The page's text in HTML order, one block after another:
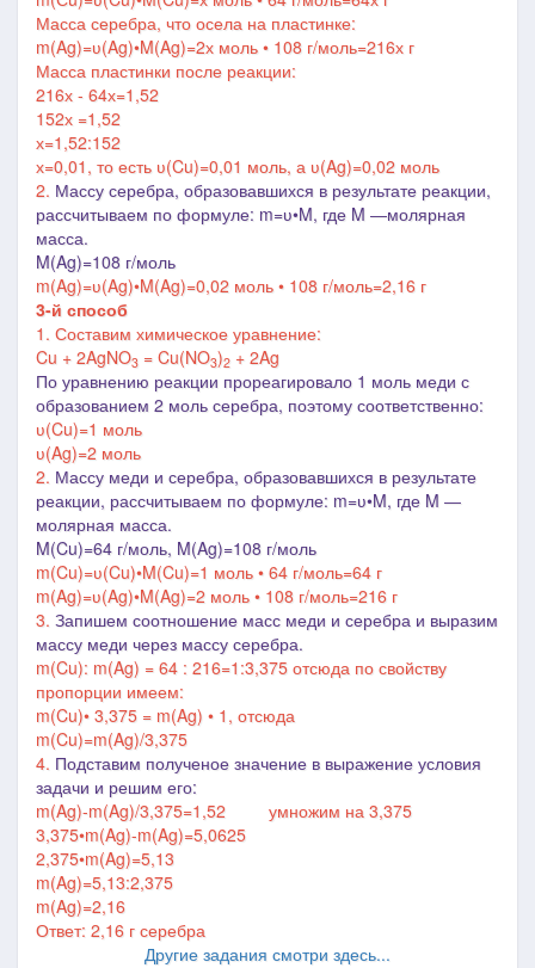
Масса серебра, что осела на пластинке:
m(Ag)=ʋ(Ag)•M(Ag)=2х моль • 108 г/моль=216х г
Масса пластинки после реакции:
216х - 64х=1,52
152х =1,52
х=1,52:152
х=0,01, то есть ʋ(Cu)=0,01 моль, а ʋ(Ag)=0,02 моль
2. Массу серебра, образовавшихся в результате реакции,
рассчитываем по формуле: m=ʋ•M, где M ―молярная
масса.
M(Ag)=108 г/моль
m(Ag)=ʋ(Ag)•M(Ag)=0,02 моль • 108 г/моль=2,16 г
3-й способ
1. Составим химическое уравнение:
Cu + 2AgNO3 = Cu(NO3)2 + 2Ag
По уравнению реакции прореагировало 1 моль меди с
образованием 2 моль серебра, поэтому соответственно:
ʋ(Cu)=1 моль
ʋ(Ag)=2 моль
2. Массу меди и серебра, образовавшихся в результате
реакции, рассчитываем по формуле: m=ʋ•M, где M ―
молярная масса.
M(Cu)=64 г/моль, M(Ag)=108 г/моль
m(Cu)=ʋ(Cu)•M(Cu)=1 моль • 64 г/моль=64 г
m(Ag)=ʋ(Ag)•M(Ag)=2 моль • 108 г/моль=216 г
3. Запишем соотношение масс меди и серебра и выразим
массу меди через массу серебра.
m(Cu): m(Ag) = 64 : 216=1:3,375 отсюда по свойству
пропорции имеем:
m(Cu)• 3,375 = m(Ag) • 1, отсюда
m(Cu)=m(Ag)/3,375
4. Подставим полученое значение в выражение условия
задачи и решим его:
m(Ag)-m(Ag)/3,375=1,52 умножим на 3,375
3,375•m(Ag)-m(Ag)=5,0625
2,375•m(Ag)=5,13
m(Ag)=5,13:2,375
m(Ag)=2,16
Ответ: 2,16 г серебра
Другие задания смотри здесь...